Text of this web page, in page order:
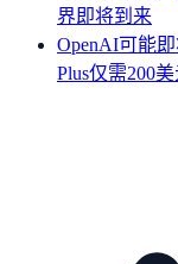
界即将到来
OpenAI可能
Plus仅需200